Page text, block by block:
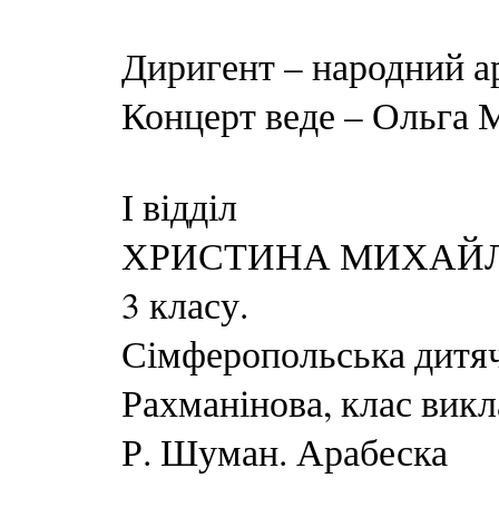
Диригент – народний
Концерт веде –
І відділ
ХРИСТИНА
3 класу.
Сімферопольська
Рахманінова, клас
Р. Шуман. Арабеска